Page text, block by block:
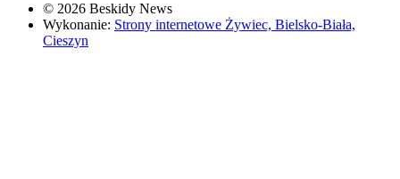
© 2026 Beskidy News
Wykonanie: Strony internetowe Żywiec, Bielsko-Biała,
Cieszyn